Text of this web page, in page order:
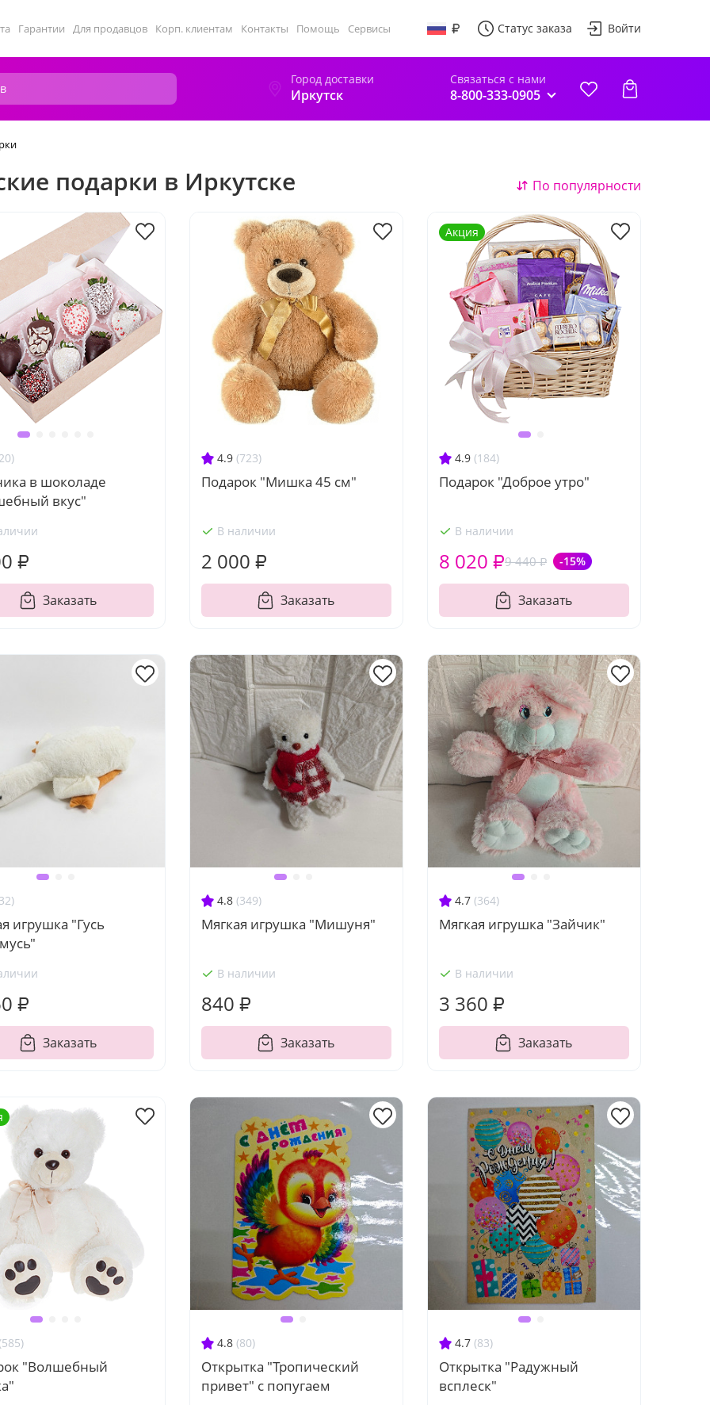
Гарантии Для продавцов Корп. клиентам Контакты Помощь Сервисы Статус заказа Войти
Город доставки
Иркутск
Связаться с нами
8-800-333-0905
подарки в Иркутске По популярности
в шоколаде
вкус"
₽
Заказать
4.9 (723)
Подарок "Мишка 45 см"
В наличии
2 000 ₽
Заказать
4.9 (184)
Подарок "Доброе утро"
В наличии
9 440 ₽ -15%
8 020 ₽
Заказать
Акция
игрушка "Гусь
₽
Заказать
4.8 (349)
Мягкая игрушка "Мишуня"
В наличии
840 ₽
Заказать
4.7 (364)
Мягкая игрушка "Зайчик"
В наличии
3 360 ₽
Заказать
"Волшебный
4.8 (80)
Открытка "Тропический
привет" с попугаем
4.7 (83)
Открытка "Радужный
всплеск"